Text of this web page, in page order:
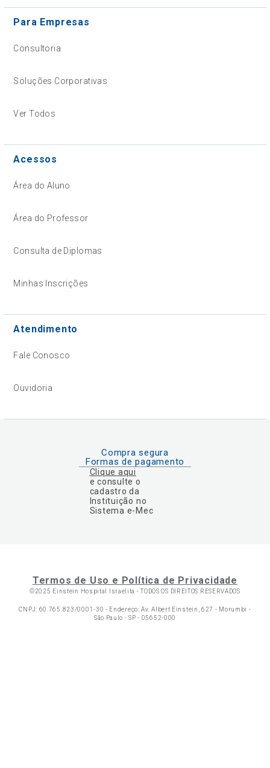
Para Empresas
Consultoria
Soluções Corporativas
Ver Todos
Acessos
Área do Aluno
Área do Professor
Consulta de Diplomas
Minhas Inscrições
Atendimento
Fale Conosco
Ouvidoria
Compra segura
Formas de pagamento
Clique aqui
e consulte o
cadastro da
Instituição no
Sistema e-Mec
Termos de Uso e Política de Privacidade
©2025 Einstein Hospital Israelita -TODOS OS DIREITOS RESERVADOS
CNPJ: 60.765.823/0001-30 - Endereço: Av. Albert Einstein, 627 - Morumbi -
São Paulo - SP - 05652-000